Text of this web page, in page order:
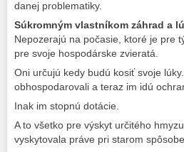
danej problematiky.
Súkromným vlastníkom záhrad a
Nepozerajú na počasie, ktoré je pre
pre svoje hospodárske zvieratá.
Oni určujú kedy budú kosiť svoje
obhospodarovali a teraz im idú
Inak im stopnú dotácie.
A to všetko pre výskyt určitého
vyskytovala práve pri starom